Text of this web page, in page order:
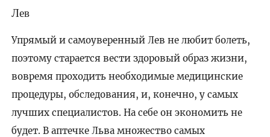
Лев
Упрямый и самоуверенный Лев не любит болеть,
поэтому старается вести здоровый образ жизни,
вовремя проходить необходимые медицинские
процедуры, обследования, и, конечно, у самых
лучших специалистов. На себе он экономить не
будет. В аптечке Льва множество самых